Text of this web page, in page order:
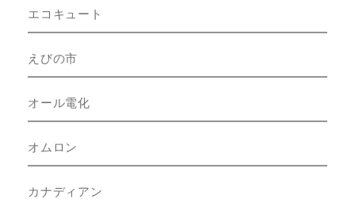
エコキュート
えびの市
オール電化
オムロン
カナディアン